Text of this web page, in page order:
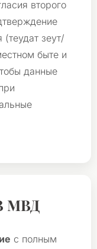
второго
(теудат зеут/
быте и
данные
МВД
с полным